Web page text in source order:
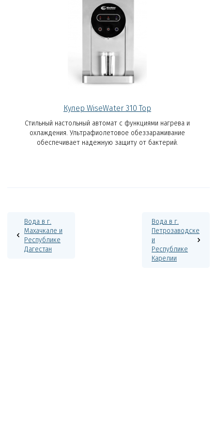
Кулер WiseWater 310 Top
Стильный настольный автомат с функциями нагрева и
охлаждения. Ультрафиолетовое обеззараживание
обеспечивает надежную защиту от бактерий.
Вода в г.
Махачкале и
Республике
Дагестан
Вода в г.
Петрозаводске
и
Республике
Карелии